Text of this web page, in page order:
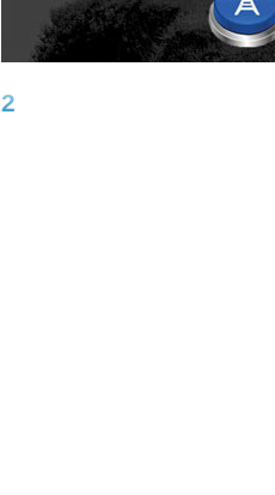
2